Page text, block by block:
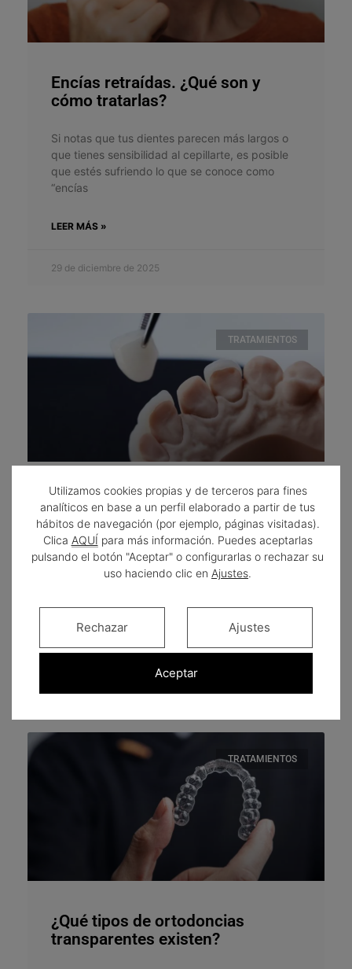
Encías retraídas. ¿Qué son y
cómo tratarlas?
Si notas que tus dientes parecen más largos o
que tienes sensibilidad al cepillarte, es posible
que estés sufriendo lo que se conoce como
“encías
LEER MÁS »
29 de diciembre de 2025
TRATAMIENTOS
¿Para qué sirven las carillas en
los dientes?
Las carillas en los dientes, también llamadas
carillas dentales, son uno de los tratamientos
mejorar la forma, el color
LEER MÁS »
TRATAMIENTOS
¿Qué tipos de ortodoncias
transparentes existen?
Utilizamos cookies propias y de terceros para fines
analíticos en base a un perfil elaborado a partir de tus
hábitos de navegación (por ejemplo, páginas visitadas).
Clica AQUÍ para más información. Puedes aceptarlas
pulsando el botón "Aceptar" o configurarlas o rechazar su
uso haciendo clic en Ajustes.
Aceptar
Rechazar Ajustes